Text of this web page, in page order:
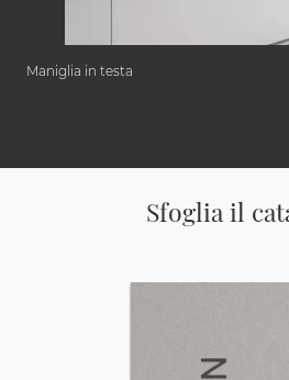
Maniglia in testa
Sfoglia il